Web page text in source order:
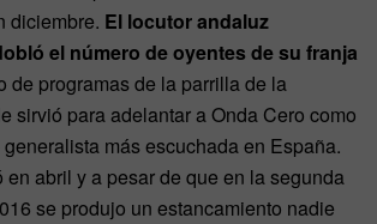
diciembre. El locutor andaluz
el número de oyentes de su franja
de programas de la parrilla de la
sirvió para adelantar a Onda Cero como
más escuchada en España.
en abril y a pesar de que en la segunda
se produjo un estancamiento nadie